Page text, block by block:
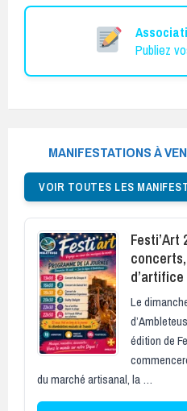
Publiez
MANIFESTATIONS À
VOIR TOUTES LES
Festi’Art
d’artifice
Le
édition de
du marché artisanal, la …